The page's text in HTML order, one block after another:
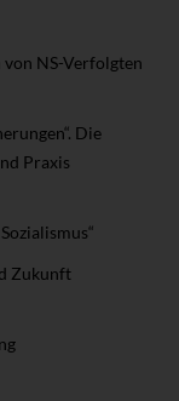
NS-Verfolgten
Die
Praxis
Zukunft